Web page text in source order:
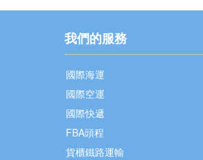
我們的服務
國際海運
國際空運
國際快遞
FBA頭程
貨櫃鐵路運輸